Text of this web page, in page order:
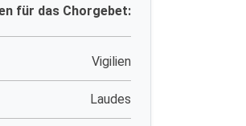
für das Chorgebet:
Vigilien
Laudes